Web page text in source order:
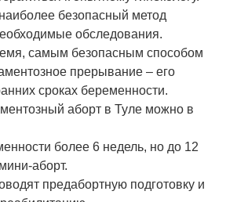
безопасный метод
обследования.
самым безопасным способом
прерывание – его
сроках беременности.
аборт в Туле можно в
более 6 недель, но до 12
аборт.
предабортную подготовку и